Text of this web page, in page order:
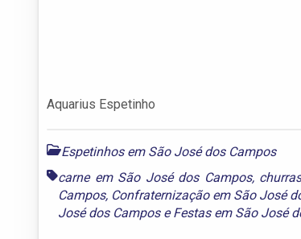
Aquarius Espetinho
Espetinhos em São José dos Campos
carne em São José dos Campos,
Campos, Confraternização em São José
José dos CamposeFestas em São José